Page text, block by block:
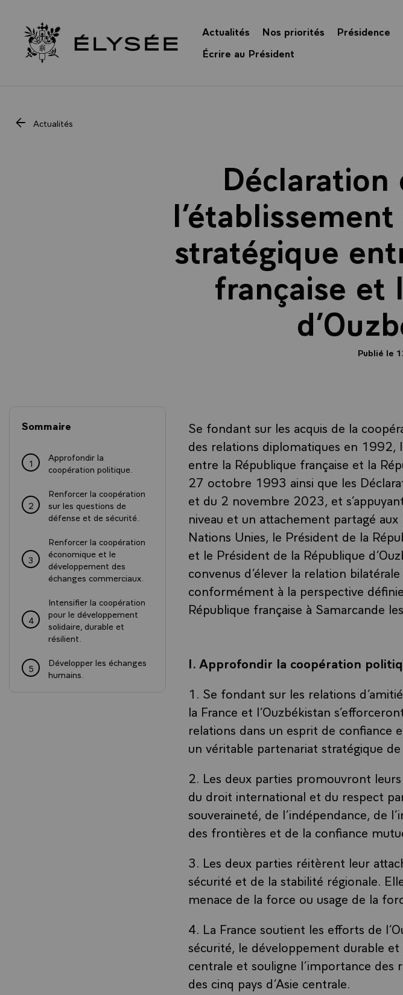
Retour à l’accueil Élysée
Actualités Nos priorités
Présidence
Écrire au Président
Actualités
stratégique
française et
Publié le
Sommaire
1
Approfondir la
coopération politique.
2
Renforcer la coopération
sur les questions de
défense et de sécurité.
3
Renforcer la coopération
économique et le
développement des
échanges commerciaux.
4
Intensifier la coopération
pour le développement
solidaire, durable et
résilient.
5
Développer les échanges
humains.
Se fondant sur les acquis de la
des relations diplomatiques en 1992,
entre la République française et la
27 octobre 1993 ainsi que les
et du 2 novembre 2023, et
niveau et un attachement partagé
Nations Unies, le Président de la
et le Président de la République
convenus d’élever la relation
conformément à la perspective
République française à Samarcande
I. Approfondir la coopération
1. Se fondant sur les relations
la France et l’Ouzbékistan
relations dans un esprit de confiance
un véritable partenariat stratégique
2. Les deux parties promouvront
du droit international et du respect
souveraineté, de l’indépendance, de
des frontières et de la confiance
3. Les deux parties réitèrent leur
sécurité et de la stabilité régionale.
menace de la force ou usage de la
4. La France soutient les efforts de
sécurité, le développement durable
centrale et souligne l’importance des
des cinq pays d’Asie centrale.